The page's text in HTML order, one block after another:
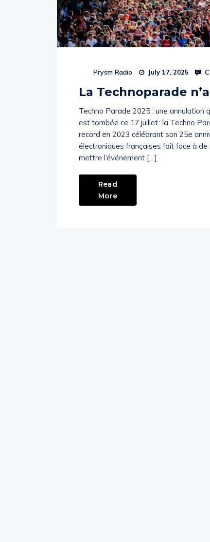
Prysm Radio July 17, 2025
La Technoparade
Techno Parade 2025 : une annulation
est tombée ce 17 juillet : la Techno
record en 2023 célébrant son 25e
électroniques françaises fait face à
mettre l’événement […]
Read
More